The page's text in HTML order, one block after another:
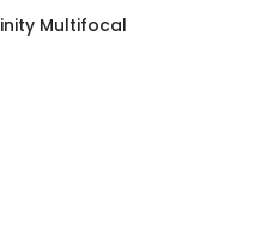
Multifocal